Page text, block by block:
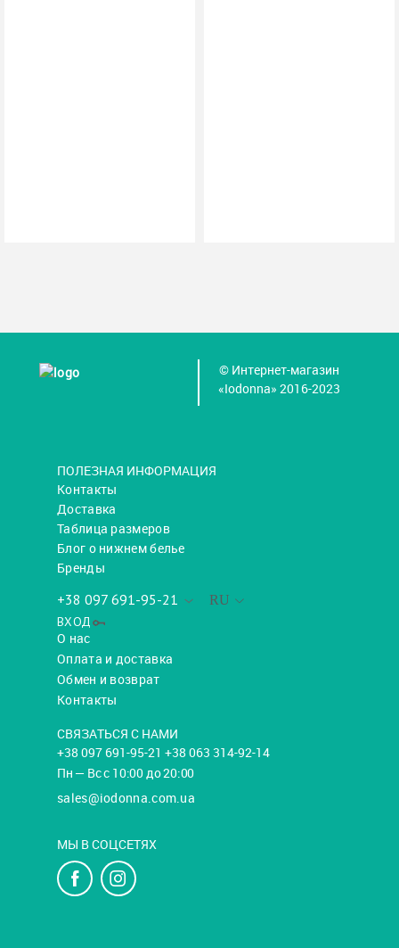
© Интернет-магазин
«Iodonna» 2016-2023
ПОЛЕЗНАЯ ИНФОРМАЦИЯ
Контакты
Доставка
Таблица размеров
Блог о нижнем белье
Бренды
RU
+38 097 691-95-21
ВХОД
О нас
Оплата и доставка
Обмен и возврат
Контакты
СВЯЗАТЬСЯ С НАМИ
+38 097 691-95-21 +38 063 314-92-14
Пн — Вс с 10:00 до 20:00
sales@iodonna.com.ua
МЫ В СОЦСЕТЯХ